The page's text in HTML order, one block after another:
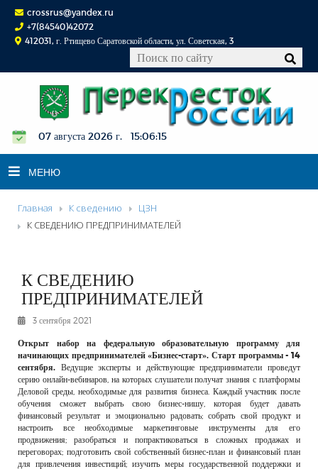
crossrus@yandex.ru
+7(84540)42072
412031, г. Ртищево Саратовской области, ул. Советская, 3
07 августа 2026 г. 15:06:16
МЕНЮ
НОВОСТИ
КОНКУРСЫ
ФОТОРЕПОРТАЖИ
ОБЪЯВЛЕНИЯ
КОНТАКТЫ
Главная К сведению
ЦЗН
К СВЕДЕНИЮ ПРЕДПРИНИМАТЕЛЕЙ
К СВЕДЕНИЮ
ПРЕДПРИНИМАТЕЛЕЙ
3 сентября 2021
Открыт набор на федеральную образовательную программу для
начинающих предпринимателей «Бизнес-старт». Старт программы - 14
сентября.
Ведущие эксперты и действующие предприниматели проведут
серию онлайн-вебинаров, на которых слушатели получат знания с платформы
Деловой среды, необходимые для развития бизнеса. Каждый участник после
обучения сможет выбрать свою бизнес-нишу, которая будет давать
финансовый результат и эмоционально радовать; собрать свой продукт и
настроить все необходимые маркетинговые инструменты для его
продвижения; разобраться и попрактиковаться в сложных продажах и
переговорах; подготовить свой собственный бизнес-план и финансовый план
для привлечения инвестиций; изучить меры государственной поддержки и